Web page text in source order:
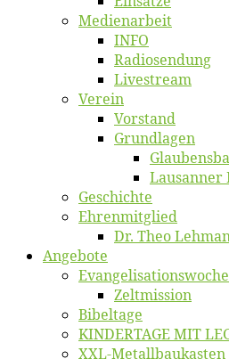
Me­di­en­ar­beit
INFO
Ra­dio­sen­dung
Live­stream
Ver­ein
Vor­stand
Grund­la­gen
Lausan­ner
Ge­schich­te
Eh­ren­mit­glied
Dr. Theo
An­ge­bo­te
Zelt­mis­si­on
Bi­bel­ta­ge
KINDERTAGE MIT
XXL-Me­­tal­l­­bau­­kas­­ten